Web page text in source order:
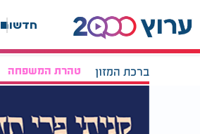
חדשות
ברכת המזון טהרת המשפחה